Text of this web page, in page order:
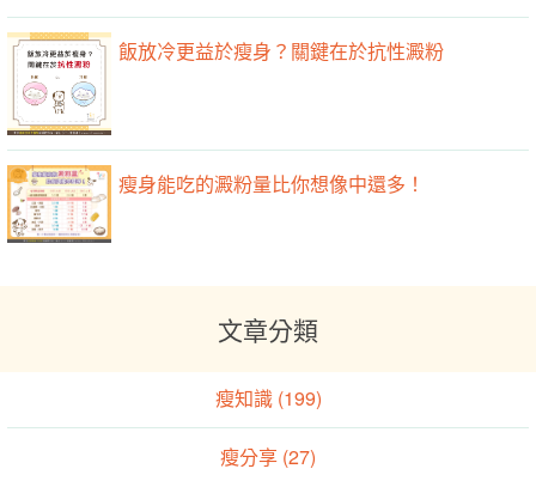
飯放冷更益於瘦身？關鍵在於抗性澱粉
瘦身能吃的澱粉量比你想像中還多！
文章分類
瘦知識 (199)
瘦分享 (27)